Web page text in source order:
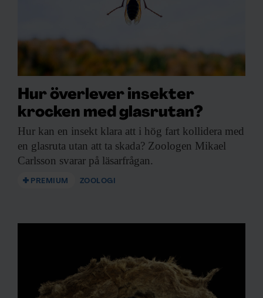
Hur överlever insekter
krocken med glasrutan?
Hur kan en insekt klara att i hög fart kollidera med
en glasruta utan att ta skada? Zoologen Mikael
Carlsson svarar på läsarfrågan.
PREMIUM ZOOLOGI